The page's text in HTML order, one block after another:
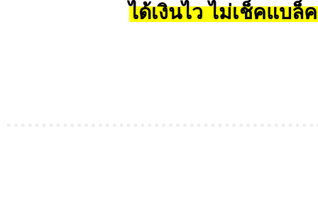
ได้เงินไว ไม่เช็คแบล็